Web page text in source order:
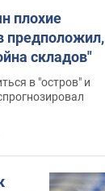
плохие
предположил,
складов"
в "остров" и